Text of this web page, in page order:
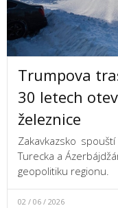
Trumpova
30 letech
železnice
Zakavkazsko
Turecka a
geopolitiku regionu.
02 / 06 / 2026